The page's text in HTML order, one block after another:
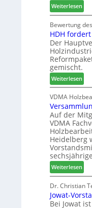
s
t
e
m
o
c
h
e
n
2
0
2
6
l
d
e
t
B
e
s
u
c
h
e
r
z
a
h
l
e
n
Weiterlesen:
C
h
a
t
b
o
t
h
i
l
t
b
e
P
r
o
u
k
Bewertung
HDH
Der
gemischt.
Weiterlesen:
H
D
H
f
o
r
d
e
r
t
N
a
c
VDMA
Auf der
VDMA
Heidelberg
Weiterlesen:
V
e
r
s
Dr. Christian
Jowat-
Bei Jowat